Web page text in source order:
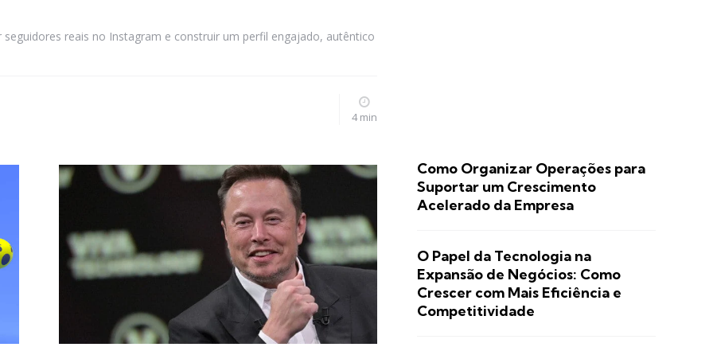
reais no Instagram e construir um perfil engajado, autêntico
4 min
Como Organizar Operações para
Suportar um Crescimento
Acelerado da Empresa
O Papel da Tecnologia na
Expansão de Negócios: Como
Crescer com Mais Eficiência e
Competitividade